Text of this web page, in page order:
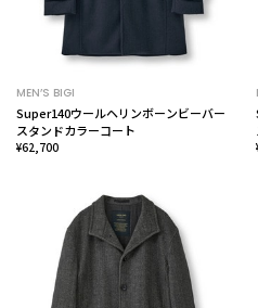
MEN’S BIGI
Super140ウールヘリンボーンビーバー
スタンドカラーコート
¥62,700